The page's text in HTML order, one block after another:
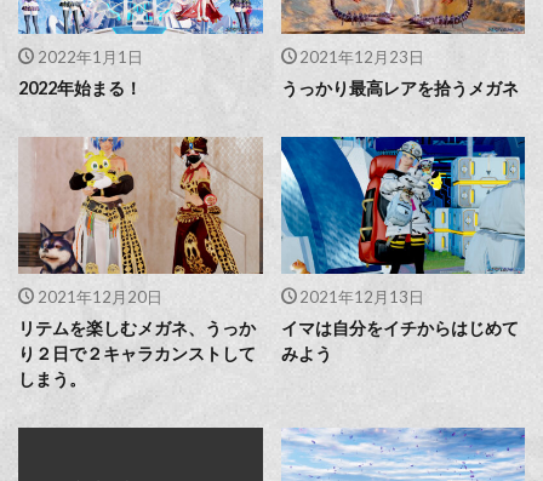
2022年1月1日
2022年始まる！
2021年12月23日
うっかり最高レアを拾うメガネ
2021年12月20日
リテムを楽しむメガネ、うっか
り２日で２キャラカンストして
しまう。
2021年12月13日
イマは自分をイチからはじめて
みよう